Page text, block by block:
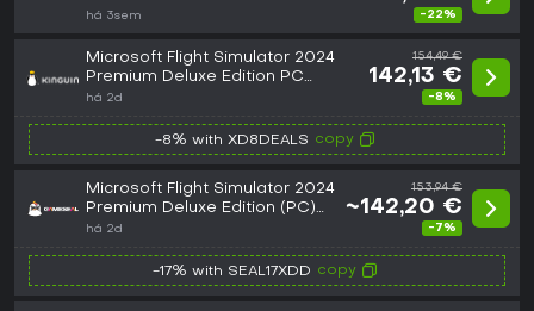
há 3sem -22%
Microsoft Flight Simulator 2024
Premium Deluxe Edition PC
Steam Altergift
há 2d
154,49 €
142,13 €
-8%
-8% with XD8DEALS copy
Microsoft Flight Simulator 2024
Premium Deluxe Edition (PC)
Steam Gift - GLOBAL
há 2d
153,94 €
~142,20 €
-7%
-17% with SEAL17XDD copy